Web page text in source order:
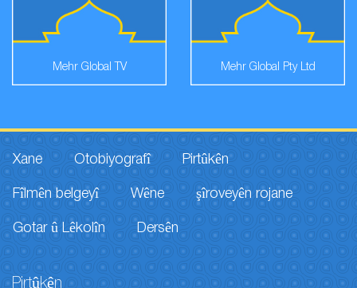
Mehr Global TV Mehr Global Pty Ltd
Xane Otobiyografî Pirtûkên
Fîlmên belgeyî Wêne şîroveyên rojane
Gotar û Lêkolîn Dersên
Pirtûkên